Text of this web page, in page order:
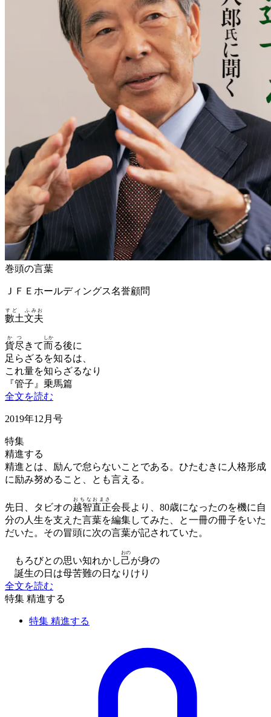
巻頭の言葉
ＪＦＥホールディングス名誉顧問
數土文夫
すど ふみお
貨尽
かつ
きて而
しか
る後に
足らざるを知るは、
これ量を知らざるなり
『管子』乗馬篇
全文を読む
2019年12月号
特集
精進する
精進とは、励んで怠らないことである。ひたむきに人格形成
に励み努めること、とも言える。
先日、タビオの越智直正
おちなおまさ
会長より、80歳になったのを機に自
分の人生を支えた言葉を編集してみた、と一冊の冊子をいた
だいた。その冒頭に次の言葉が記されていた。
もろびとの思い知れかし己
おの
が身の
誕生の日は母苦難の日なりけり
全文を読む
特集 精進する
特集 精進する